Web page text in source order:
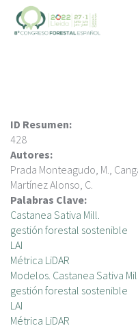
ID Resumen:
428
Autores:
Prada Monteagudo, M.,
Martínez Alonso, C.
Palabras Clave:
Castanea Sativa Mill.
gestión forestal sostenible
LAI
Métrica LiDAR
Modelos. Castanea Sativa
gestión forestal sostenible
LAI
Métrica LiDAR